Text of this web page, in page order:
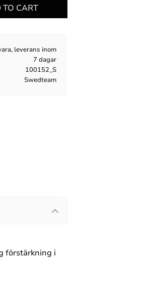
leverans inom
7 dagar
100152_S
Swedteam
förstärkning i